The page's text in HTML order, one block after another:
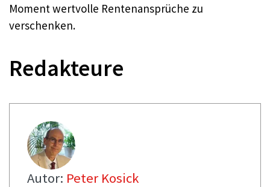
Moment wertvolle Rentenansprüche zu
verschenken.​
Redakteure
Autor: Peter Kosick